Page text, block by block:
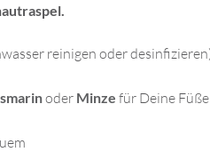
reinigen oder
oder Minze für Deine